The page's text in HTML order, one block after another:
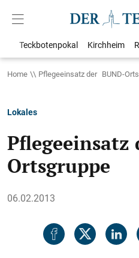
Teckbotenpokal Kirchheim
Home Pflegeeinsatz der BUND-
Lokales
Pflegeeinsatz
Ortsgruppe
06.02.2013